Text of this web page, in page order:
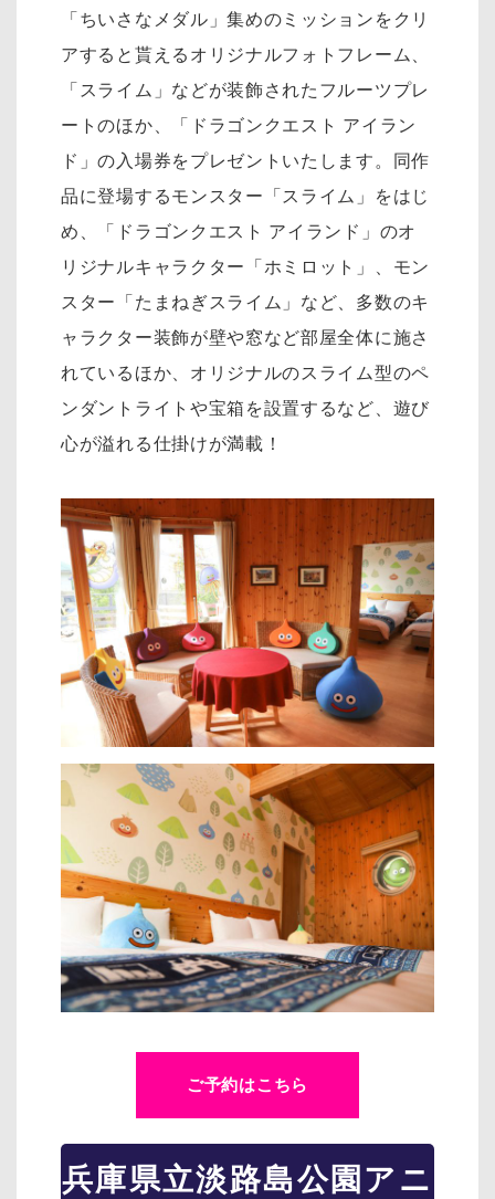
「ちいさなメダル」集めのミッションをクリ
アすると貰えるオリジナルフォトフレーム、
「スライム」などが装飾されたフルーツプレ
ートのほか、「ドラゴンクエスト アイラン
ド」の入場券をプレゼントいたします。同作
品に登場するモンスター「スライム」をはじ
め、「ドラゴンクエスト アイランド」のオ
リジナルキャラクター「ホミロット」、モン
スター「たまねぎスライム」など、多数のキ
ャラクター装飾が壁や窓など部屋全体に施さ
れているほか、オリジナルのスライム型のペ
ンダントライトや宝箱を設置するなど、遊び
心が溢れる仕掛けが満載！
ご予約はこちら
兵庫県立淡路島公園アニ